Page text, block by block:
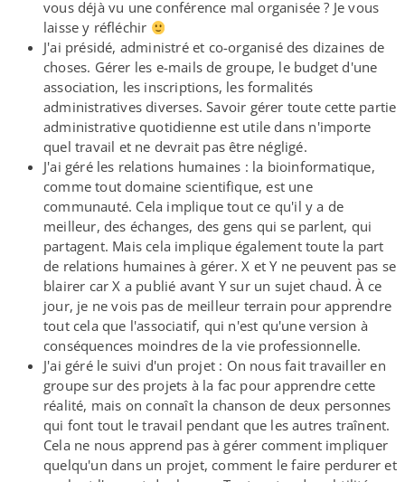
vous déjà vu une conférence mal organisée ? Je vous
laisse y réfléchir
J'ai présidé, administré et co-​organisé des dizaines de
choses. Gérer les e-​mails de groupe, le budget d'une
association, les inscriptions, les formalités
administratives diverses. Savoir gérer toute cette partie
administrative quotidienne est utile dans n'importe
quel travail et ne devrait pas être négligé.
J'ai géré les relations humaines : la bioinformatique,
comme tout domaine scientifique, est une
communauté. Cela implique tout ce qu'il y a de
meilleur, des échanges, des gens qui se parlent, qui
partagent. Mais cela implique également toute la part
de relations humaines à gérer. X et Y ne peuvent pas se
blairer car X a publié avant Y sur un sujet chaud. À ce
jour, je ne vois pas de meilleur terrain pour apprendre
tout cela que l'associatif, qui n'est qu'une version à
conséquences moindres de la vie professionnelle.
J'ai géré le suivi d'un projet : On nous fait travailler en
groupe sur des projets à la fac pour apprendre cette
réalité, mais on connaît la chanson de deux personnes
qui font tout le travail pendant que les autres traînent.
Cela ne nous apprend pas à gérer comment impliquer
quelqu'un dans un projet, comment le faire perdurer et